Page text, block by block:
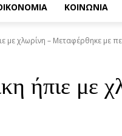
ΚΟΙΝΩΝΙΑ
με χλωρίνη – Μεταφέρθηκε με
ήπιε με